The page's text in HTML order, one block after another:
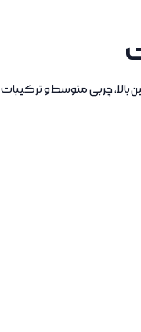
این غذا با پروتئین بالا، چربی متوسط و ترکیبات